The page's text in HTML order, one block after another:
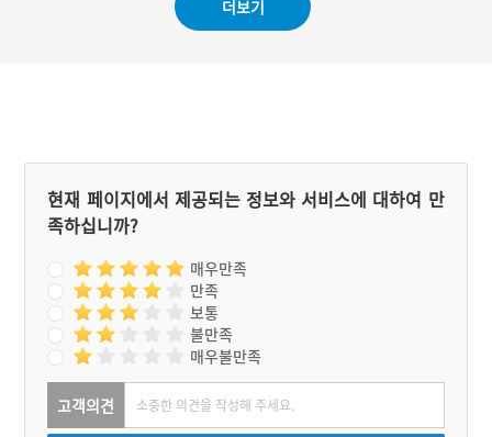
더보기
현재 페이지에서 제공되는 정보와 서비스에 대하여 만
족하십니까?
매우만족
만족
보통
불만족
매우불만족
고객의견